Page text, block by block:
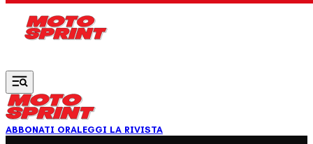
ABBONATI ORALEGGI LA RIVISTA